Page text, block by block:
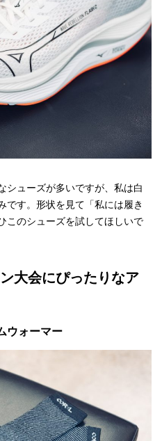
シューズが多いですが、私は白
です。形状を見て「私には履き
このシューズを試してほしいで
大会にぴったりなア
ウォーマー